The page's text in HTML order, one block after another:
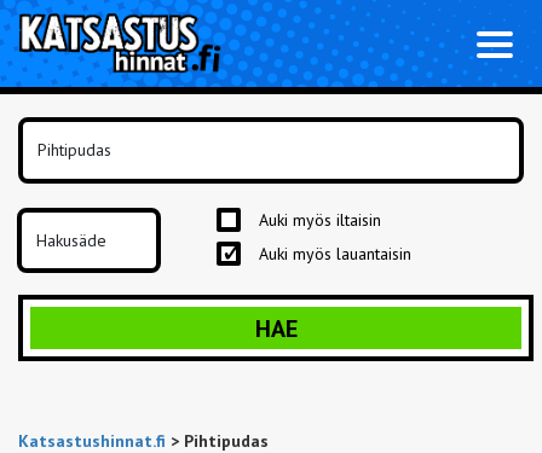
Auki myös iltaisin
Auki myös lauantaisin
HAE
Katsastushinnat.fi > Pihtipudas